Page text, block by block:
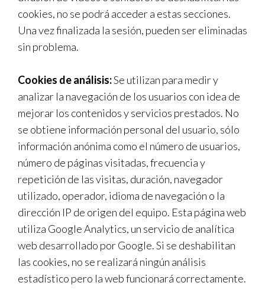
cookies, no se podrá acceder a estas secciones.
Una vez finalizada la sesión, pueden ser eliminadas
sin problema.
Cookies de análisis:Se utilizan para medir y
analizar la navegación de los usuarios con idea de
mejorar los contenidos y servicios prestados. No
se obtiene información personal del usuario, sólo
información anónima como el número de usuarios,
número de páginas visitadas, frecuencia y
repetición de las visitas, duración, navegador
utilizado, operador, idioma de navegación o la
dirección IP de origen del equipo. Esta página web
utiliza Google Analytics, un servicio de analítica
web desarrollado por Google. Si se deshabilitan
las cookies, no se realizará ningún análisis
estadístico pero la web funcionará correctamente.